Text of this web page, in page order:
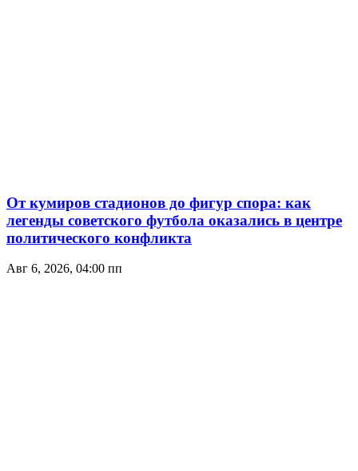
От кумиров стадионов до фигур спора: как
легенды советского футбола оказались в центре
политического конфликта
Авг 6, 2026, 04:00 пп